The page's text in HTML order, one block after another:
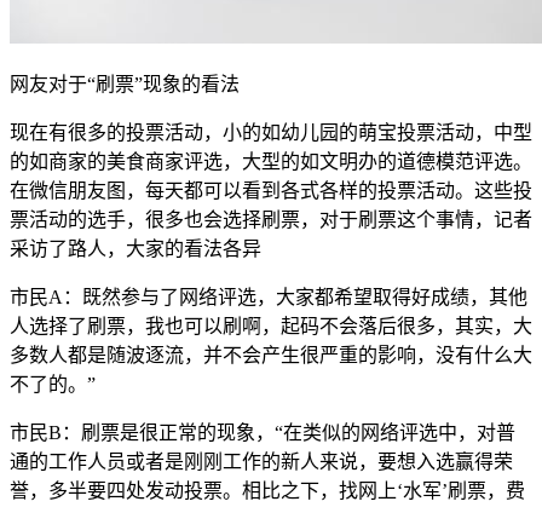
网友对于“刷票”现象的看法
现在有很多的投票活动，小的如幼儿园的萌宝投票活动，中型
的如商家的美食商家评选，大型的如文明办的道德模范评选。
在微信朋友图，每天都可以看到各式各样的投票活动。这些投
票活动的选手，很多也会选择刷票，对于刷票这个事情，记者
采访了路人，大家的看法各异
市民A：既然参与了网络评选，大家都希望取得好成绩，其他
人选择了刷票，我也可以刷啊，起码不会落后很多，其实，大
多数人都是随波逐流，并不会产生很严重的影响，没有什么大
不了的。”
市民B：刷票是很正常的现象，“在类似的网络评选中，对普
通的工作人员或者是刚刚工作的新人来说，要想入选赢得荣
誉，多半要四处发动投票。相比之下，找网上‘水军’刷票，费